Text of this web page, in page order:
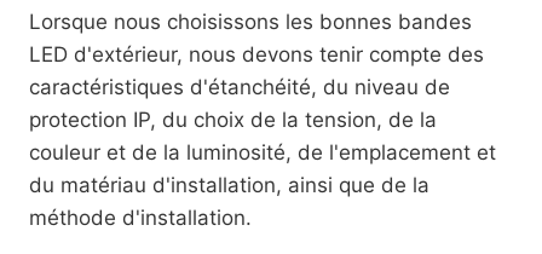
Lorsque nous choisissons les bonnes bandes
LED d'extérieur, nous devons tenir compte des
caractéristiques d'étanchéité, du niveau de
protection IP, du choix de la tension, de la
couleur et de la luminosité, de l'emplacement et
du matériau d'installation, ainsi que de la
méthode d'installation.